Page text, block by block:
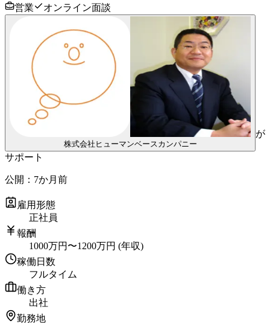
営業 オンライン面談
株式会社ヒューマンベースカンパニー
が
サポート
公開： 7か月前
雇用形態
正社員
報酬
1000万円 〜1200万円 (年収)
稼働日数
フルタイム
働き方
出社
勤務地